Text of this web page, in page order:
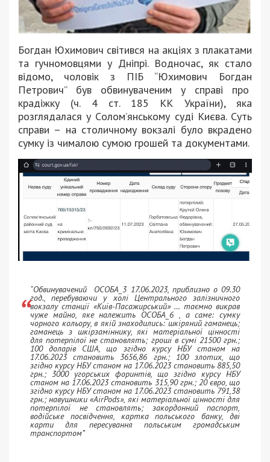
Богдан Юхимович світився на акціях з плакатами
та гучномовцями у Дніпрі. Водночас, як стало
відомо, чоловік з ПІБ “Юхимович Богдан
Петрович” був обвинуваченим у справі про
крадіжку (ч. 4 ст. 185 КК України), яка
розглядалася у Cолом’янському суді Києва. Суть
справи – на столичному вокзалі було вкрадено
сумку із чималою сумою грошей та документами.
“Обвинувачений ОСОБА_3 17.06.2023, приблизно о 09.30
год., перебуваючи у холі Центрального залізничного
вокзалу станції «Київ-Пасажирський» … таємно викрав
чуже майно, яке належить ОСОБА_6 , а саме: сумку
чорного кольору, в якій знаходились: шкіряний гаманець;
гаманець з шкірзаміннику, які матеріальної цінності
для потерпілої не становлять; гроші в сумі 21500 грн.;
100 доларів США, що згідно курсу НБУ станом на
17.06.2023 становить 3656,86 грн.; 100 злотих, що
згідно курсу НБУ станом на 17.06.2023 становить 885,50
грн.; 3000 угорських форинтів, що згідно курсу НБУ
станом на 17.06.2023 становить 315,90 грн.; 20 євро, що
згідно курсу НБУ станом на 17.06.2023 становить 791,38
грн.; навушники «AirPods», які матеріальної цінності для
потерпілої не становлять; закордонний паспорт,
водійське посвідчення, картка польського банку, дві
карти для пересування польським громадським
транспортом”